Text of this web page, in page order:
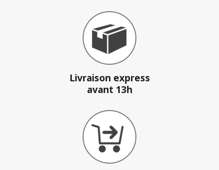
Livraison express
avant 13h